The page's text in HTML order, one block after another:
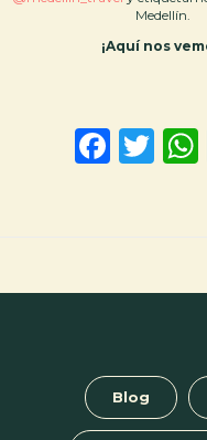
Medellín.
¡Aquí nos
F
o
T
Blog